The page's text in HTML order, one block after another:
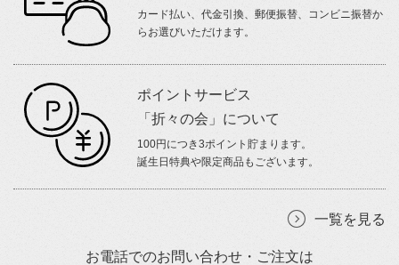
カード払い、代金引換、郵便振替、コンビニ振替か
らお選びいただけます。
ポイントサービス
「折々の会」について
100円につき3ポイント貯まります。
誕生日特典や限定商品もございます。
一覧を見る
お電話でのお問い合わせ・ご注文は